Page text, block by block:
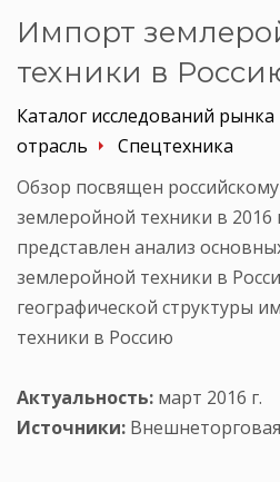
Импорт
техники в
Каталог исследований рынка
отрасль
Спецтехника
Обзор посвящен
землеройной техники в 2016
представлен анализ
землеройной техники в
географической структуры
техники в Россию
Актуальность: март 2016 г.
Источники: